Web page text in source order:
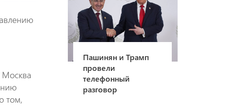
Москва
том,
Пашинян и Трамп
провели
телефонный
разговор